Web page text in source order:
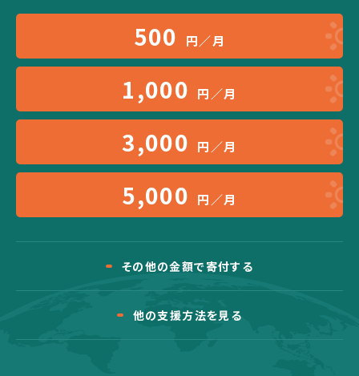
500 円／月
1,000 円／月
3,000 円／月
5,000 円／月
その他の金額で寄付する
他の支援方法を見る